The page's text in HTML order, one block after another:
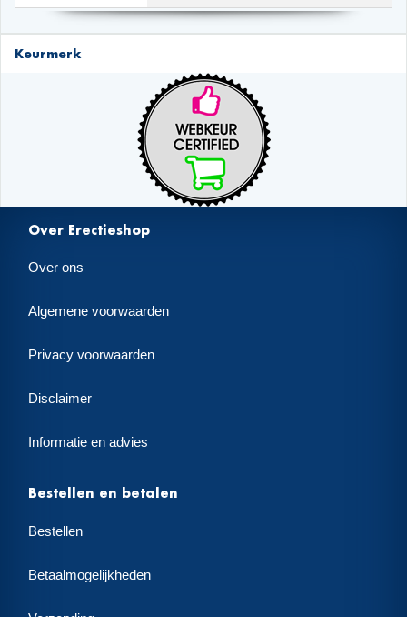
Keurmerk
Over Erectieshop
Over ons
Algemene voorwaarden
Privacy voorwaarden
Disclaimer
Informatie en advies
Bestellen en betalen
Bestellen
Betaalmogelijkheden